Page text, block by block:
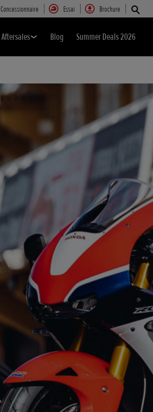
Concessionnaire Essai Brochure
Aftersales Blog Summer Deals 2026